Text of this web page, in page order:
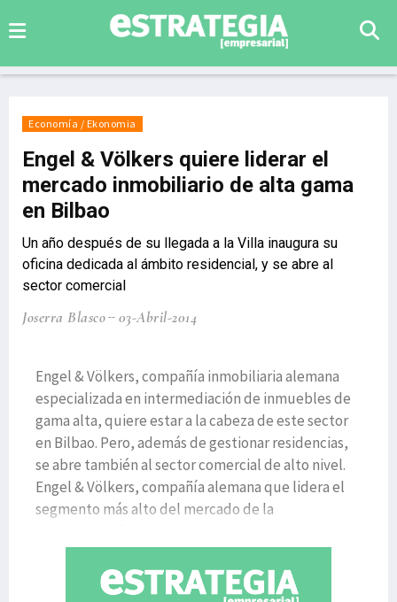
Economía / Ekonomia
Engel & Völkers quiere liderar el
mercado inmobiliario de alta gama
en Bilbao
Un año después de su llegada a la Villa inaugura su
oficina dedicada al ámbito residencial, y se abre al
sector comercial
Joserra Blasco 03-Abril-2014
Engel & Völkers, compañía inmobiliaria alemana
especializada en intermediación de inmuebles de
gama alta, quiere estar a la cabeza de este sector
en Bilbao. Pero, además de gestionar residencias,
se abre también al sector comercial de alto nivel.
Engel & Völkers, compañía alemana que lidera el
segmento más alto del mercado de la